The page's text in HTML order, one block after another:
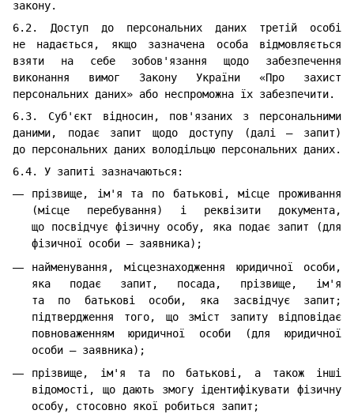
закону.
6.2. Доступ до персональних даних третій особі
не надається, якщо зазначена особа відмовляється
взяти на себе зобов'язання щодо забезпечення
виконання вимог Закону України «Про захист
персональних даних» або неспроможна їх забезпечити.
6.3. Суб'єкт відносин, пов'язаних з персональними
даними, подає запит щодо доступу (далі — запит)
до персональних даних володільцю персональних даних.
6.4. У запиті зазначаються:
прізвище, ім'я та по батькові, місце проживання
(місце перебування) і реквізити документа,
що посвідчує фізичну особу, яка подає запит (для
фізичної особи — заявника);
найменування, місцезнаходження юридичної особи,
яка подає запит, посада, прізвище, ім'я
та по батькові особи, яка засвідчує запит;
підтвердження того, що зміст запиту відповідає
повноваженням юридичної особи (для юридичної
особи — заявника);
прізвище, ім'я та по батькові, а також інші
відомості, що дають змогу ідентифікувати фізичну
особу, стосовно якої робиться запит;